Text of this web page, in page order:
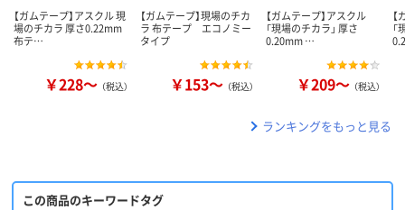
【ガムテープ】アスクル 現
場のチカラ 厚さ0.22mm
布テ…
￥228～ （税込）
【ガムテープ】現場のチカ
ラ 布テープ エコノミー
タイプ
￥153～ （税込）
【ガムテープ】アスクル
「現場のチカラ」 厚さ
0.20mm …
￥209～ （税込）
ランキングをもっと見る
この商品のキーワードタグ